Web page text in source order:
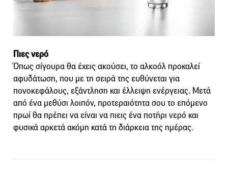
Πιες νερό
Όπως σίγουρα θα έχεις ακούσει, το αλκοόλ προκαλεί
αφυδάτωση, που με τη σειρά της ευθύνεται για
πονοκεφάλους, εξάντληση και έλλειψη ενέργειας. Μετά
από ένα μεθύσι λοιπόν, προτεραιότητα σου το επόμενο
πρωί θα πρέπει να είναι να πιεις ένα ποτήρι νερό και
φυσικά αρκετά ακόμη κατά τη διάρκεια της ημέρας.